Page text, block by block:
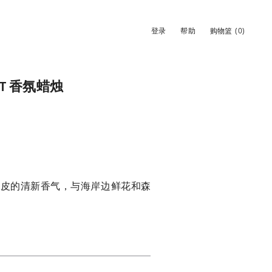
登录 帮助 购物篮 (0)
香氛蜡烛
的清新香气，与海岸边鲜花和森